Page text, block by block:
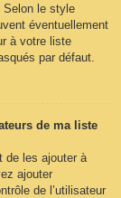
Selon le style
éventuellement
à votre liste
par défaut.
de ma liste
de les ajouter à
ajouter
de l’utilisateur